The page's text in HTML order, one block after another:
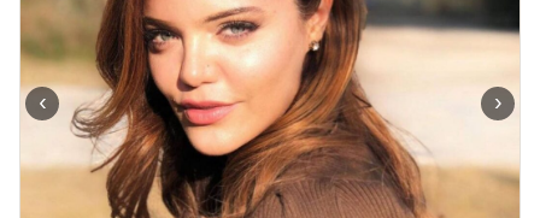
‹ ›